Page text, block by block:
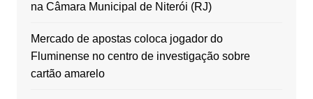
na Câmara Municipal de Niterói (RJ)
Mercado de apostas coloca jogador do
Fluminense no centro de investigação sobre
cartão amarelo